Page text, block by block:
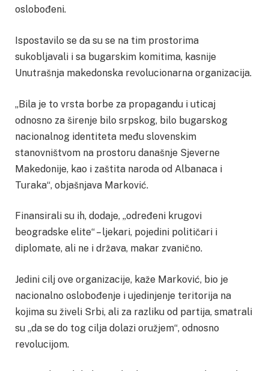
oslobođeni.
Ispostavilo se da su se na tim prostorima
sukobljavali i sa bugarskim komitima, kasnije
Unutrašnja makedonska revolucionarna organizacija.
„Bila je to vrsta borbe za propagandu i uticaj
odnosno za širenje bilo srpskog, bilo bugarskog
nacionalnog identiteta među slovenskim
stanovništvom na prostoru današnje Sjeverne
Makedonije, kao i zaštita naroda od Albanaca i
Turaka“, objašnjava Marković.
Finansirali su ih, dodaje, „određeni krugovi
beogradske elite“ – ljekari, pojedini političari i
diplomate, ali ne i država, makar zvanično.
Jedini cilj ove organizacije, kaže Marković, bio je
nacionalno oslobođenje i ujedinjenje teritorija na
kojima su živeli Srbi, ali za razliku od partija, smatrali
su „da se do tog cilja dolazi oružjem“, odnosno
revolucijom.